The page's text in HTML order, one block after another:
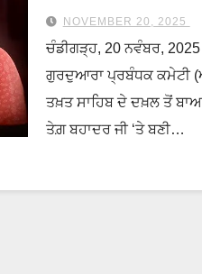
NOVEMBER 20, 2025
ਚੰਡੀਗੜ੍ਹ, 20 ਨਵੰਬਰ,
ਗੁਰਦੁਆਰਾ ਪ੍ਰਬੰਧਕ ਕਮੇਟੀ
ਤਖ਼ਤ ਸਾਹਿਬ ਦੇ ਦਖ਼ਲ ਤੋਂ
ਤੇਗ਼ ਬਹਾਦਰ ਜੀ ‘ਤੇ ਬਣੀ…